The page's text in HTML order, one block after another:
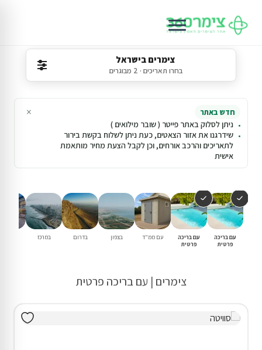
צימרים בישראל
בחרו תאריכים · 2 מבוגרים
חדש באתר
ניתן לסלוק באתר פייטר ( שובר מילואים )
שידרגנו את אזור הצאטים, כעת ניתן לשלוח בקשת בירור
לתאריכים והרכב אורחים, וכן לקבל הצעת מחיר מותאמת
אישית
×
עם בריכה
פרטית
עם בריכה
פרטית
עם ממ"ד בצפון בדרום במרכז
צימרים | עם בריכה פרטית